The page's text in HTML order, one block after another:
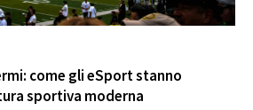
come gli eSport stanno
sportiva moderna